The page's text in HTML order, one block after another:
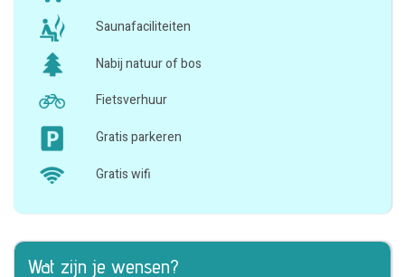
Saunafaciliteiten
Nabij natuur of bos
Fietsverhuur
Gratis parkeren
Gratis wifi
Wat zijn je wensen?